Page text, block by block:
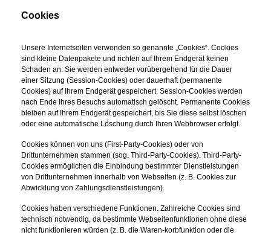
Cookies
Unsere Internetseiten verwenden so genannte „Cookies“. Cookies
sind kleine Datenpakete und richten auf Ihrem Endgerät keinen
Schaden an. Sie werden entweder vorübergehend für die Dauer
einer Sitzung (Session-Cookies) oder dauerhaft (permanente
Cookies) auf Ihrem Endgerät gespeichert. Session-Cookies werden
nach Ende Ihres Besuchs automatisch gelöscht. Permanente Cookies
bleiben auf Ihrem Endgerät gespeichert, bis Sie diese selbst löschen
oder eine automatische Löschung durch Ihren Webbrowser erfolgt.
Cookies können von uns (First-Party-Cookies) oder von
Drittunternehmen stammen (sog. Third-Party-Cookies). Third-Party-
Cookies ermöglichen die Einbindung bestimmter Dienstleistungen
von Drittunternehmen innerhalb von Webseiten (z. B. Cookies zur
Abwicklung von Zahlungsdienstleistungen).
Cookies haben verschiedene Funktionen. Zahlreiche Cookies sind
technisch notwendig, da bestimmte Webseitenfunktionen ohne diese
nicht funktionieren würden (z. B. die Waren-korbfunktion oder die